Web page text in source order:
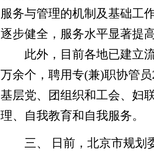
服务与管理的机制及基础工
逐步健全，服务水平显著
此外，目前各地已建立流
万余个，聘用专(兼)职协管
基层党、团组织和工会、妇
理、自我教育和自我服务。
三、 日前，北京市规划委